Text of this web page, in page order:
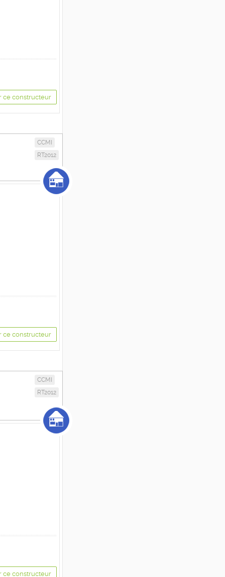
ce constructeur
CCMI
RT2012
ce constructeur
CCMI
RT2012
ce constructeur